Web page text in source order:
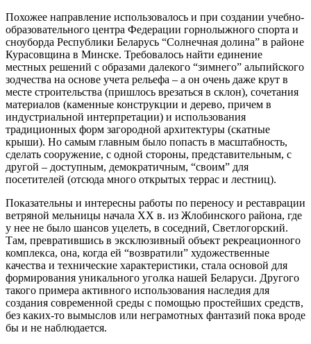
Похожее направление использовалось и при создании учебно-
образовательного центра Федерации горнолыжного спорта и
сноуборда Республики Беларусь “Солнечная долина” в районе
Курасовщина в Минске. Требовалось найти единение
местных решений с образами далекого “зимнего” альпийского
зодчества на основе учета рельефа – а он очень даже крут в
месте строительства (пришлось врезаться в склон), сочетания
материалов (каменные конструкции и дерево, причем в
индустриальной интерпретации) и использования
традиционных форм загородной архитектуры (скатные
крыши). Но самым главным было попасть в масштабность,
сделать сооружение, с одной стороны, представительным, с
другой – доступным, демократичным, “своим” для
посетителей (отсюда много открытых террас и лестниц).
Показательны и интересны работы по переносу и реставрации
ветряной мельницы начала ХХ в. из Жлобинского района, где
у нее не было шансов уцелеть, в соседний, Светлогорский.
Там, превратившись в эксклюзивный объект рекреационного
комплекса, она, когда ей “возвратили” художественные
качества и технические характеристики, стала основой для
формирования уникального уголка нашей Беларуси. Другого
такого примера активного использования наследия для
создания современной среды с помощью простейших средств,
без каких-то вымыслов или неграмотных фантазий пока вроде
бы и не наблюдается.